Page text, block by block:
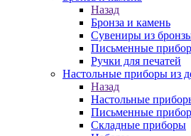
Назад
Бронза и камень
Сувениры из
Письменные
Ручки для печатей
Настольные приборы из
Назад
Настольные
Письменные
Складные приборы